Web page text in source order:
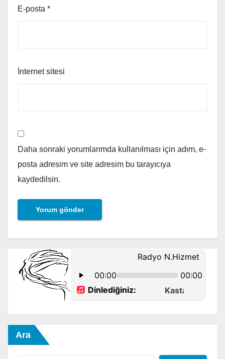
E-posta *
İnternet sitesi
Daha sonraki yorumlarımda kullanılması için adım, e-
posta adresim ve site adresim bu tarayıcıya
kaydedilsin.
Ara